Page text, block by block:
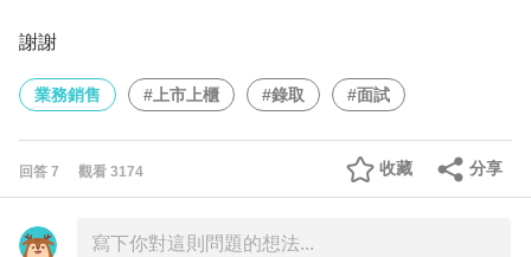
謝謝
業務銷售 #上市上櫃 #錄取 #面試
回答 7 觀看 3174 分享
收藏